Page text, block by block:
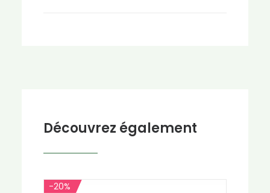
Découvrez également
-20%